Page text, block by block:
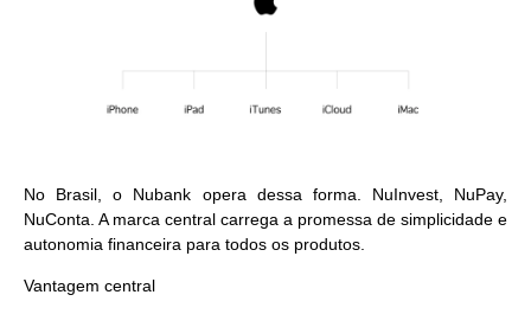
No Brasil, o Nubank opera dessa forma. NuInvest, NuPay,
NuConta. A marca central carrega a promessa de simplicidade e
autonomia financeira para todos os produtos.
Vantagem central